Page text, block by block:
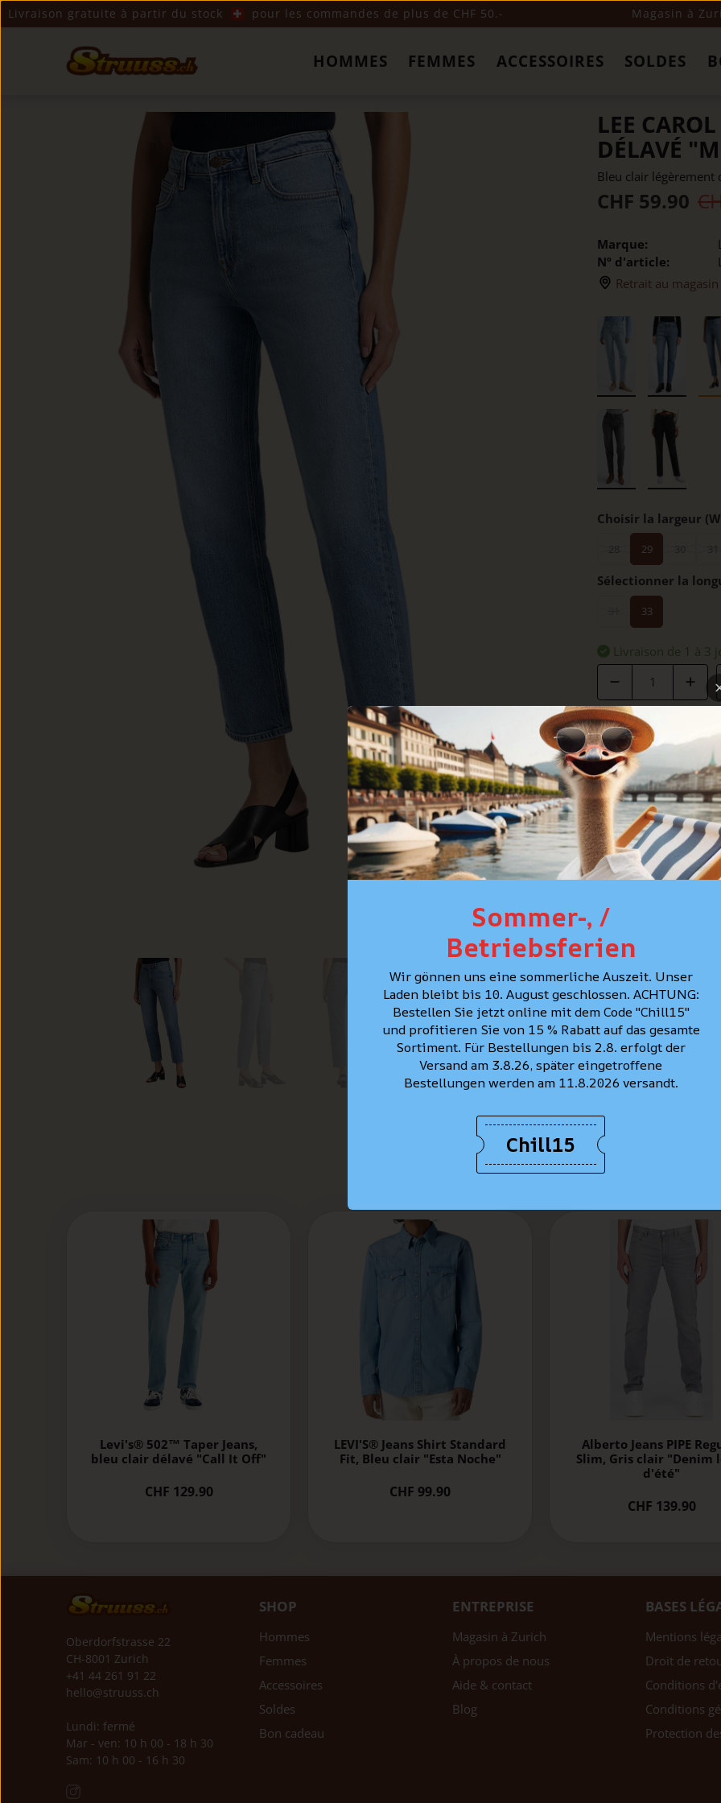
Livraison gratuite à partir du stock pour les commandes de plus de CHF 50.- Magasin à
HOMMES FEMMES ACCESSOIRES SOLDES
LEE
DÉLAVÉ
Bleu clair légèrement
CHF 59.90
Marque:
Nº d'article:
Retrait au
Choisir la largeur
29
Sélectionner la
33
Livraison de 1 à
DÉTAILS
COUPE
SOINS
CONSEIL
MEILLEURES VENTES
Levi's® 502™ Taper Jeans,
bleu clair délavé "Call It Off"
CHF 129.90
LEVI'S® Jeans Shirt Standard
Fit, Bleu clair "Esta Noche"
CHF 99.90
Alberto Jeans PIPE
Slim, Gris clair "Denim
d'été"
CHF 139.90
Oberdorfstrasse 22
CH-8001 Zurich
+41 44 261 91 22
hello@struuss.ch
Lundi: fermé
Mar - ven: 10 h 00 - 18 h 30
Sam: 10 h 00 - 16 h 30
SHOP
Hommes
Femmes
Accessoires
Soldes
Bon cadeau
ENTREPRISE
Magasin à Zurich
À propos de nous
Aide & contact
Blog
BASES
Mentions
Droit de
Conditions
Conditions
Protection
Sommer-, /
Betriebsferien
Wir gönnen uns eine sommerliche Auszeit. Unser
Laden bleibt bis 10. August geschlossen. ACHTUNG:
Bestellen Sie jetzt online mit dem Code "Chill15"
und profitieren Sie von 15 % Rabatt auf das gesamte
Sortiment. Für Bestellungen bis 2.8. erfolgt der
Versand am 3.8.26, später eingetroffene
Bestellungen werden am 11.8.2026 versandt.
Chill15